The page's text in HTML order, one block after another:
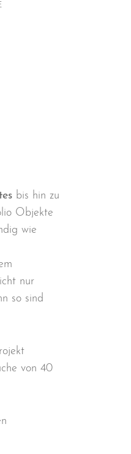
bis hin zu
Objekte
wie
nur
so sind
von 40